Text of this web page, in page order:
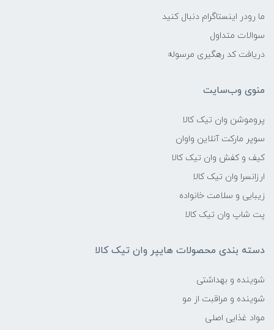
ما رودر اینستاگرام دنبال کنید
سوالات متداول
دریافت کد رهگیری مرسوله
منوی وب‌سایت
پروموشن وان تیک کالا
سوپر مارکت آنلاین واوان
کیف و کفش وان تیک کالا
ارزانسرا وان تیک کالا
زیبایی و سلامت خانواده
پت شاپ وان تیک کالا
دسته بندی محصولات هایپر وان تیک کالا
شوینده و بهداشتی
شوینده و مراقبت از مو
مواد غذایی اصلی